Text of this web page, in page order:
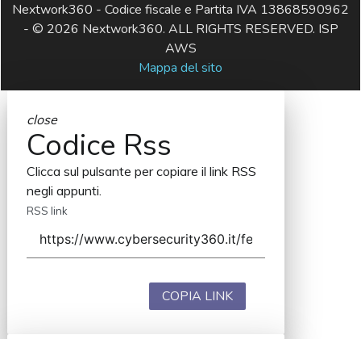
Nextwork360 - Codice fiscale e Partita IVA 13868590962
- © 2026 Nextwork360. ALL RIGHTS RESERVED. ISP
AWS
Mappa del sito
close
Codice Rss
Clicca sul pulsante per copiare il link RSS
negli appunti.
RSS link
COPIA LINK